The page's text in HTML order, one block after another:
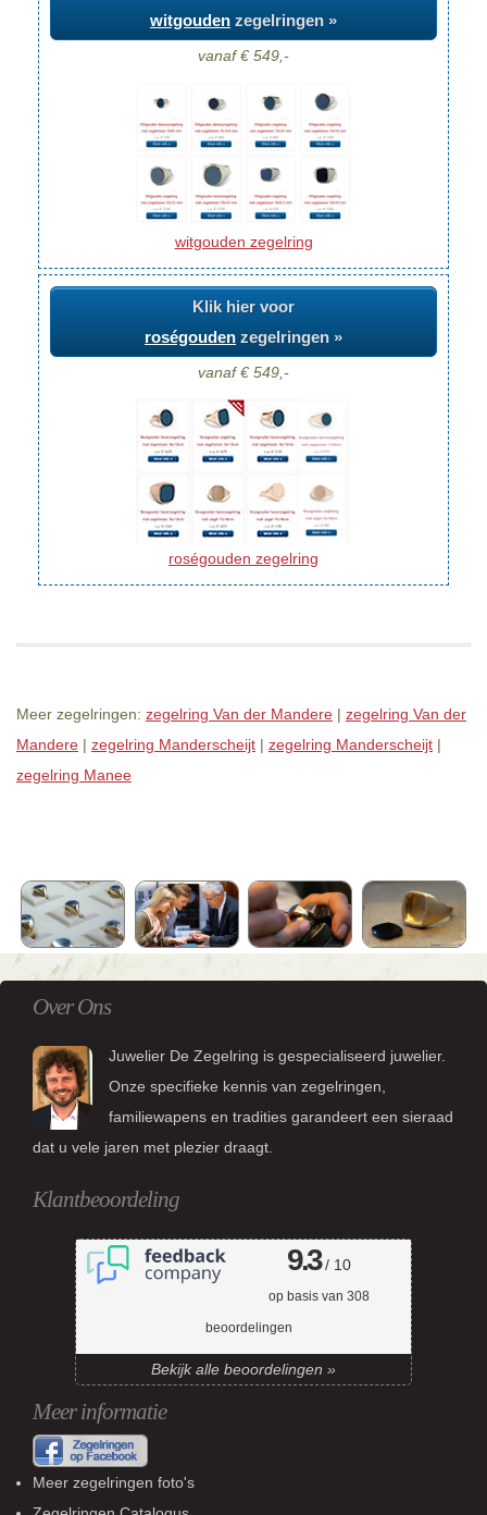
witgouden zegelringen »
vanaf € 549,-
witgouden zegelring
Klik hier voor
roségouden zegelringen »
vanaf € 549,-
roségouden zegelring
Meer zegelringen: zegelring Van der Mandere | zegelring Van der
Mandere | zegelring Manderscheijt | zegelring Manderscheijt |
zegelring Manee
Over Ons
Juwelier De Zegelring is gespecialiseerd juwelier.
Onze specifieke kennis van zegelringen,
familiewapens en tradities garandeert een sieraad
dat u vele jaren met plezier draagt.
Klantbeoordeling
9.3/ 10
op basis van 308
beoordelingen
Bekijk alle beoordelingen »
Meer informatie
Meer zegelringen foto's